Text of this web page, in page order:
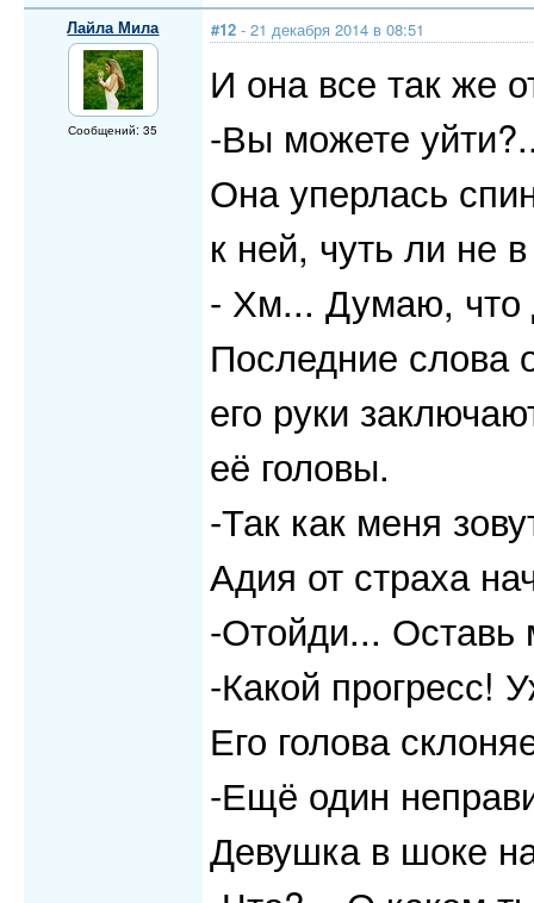
Лайла Мила
Сообщений: 35
#12 - 21 декабря 2014 в 08:51
И она все так же
-Вы можете
Она уперлась
к ней, чуть ли не
- Хм... Думаю, что
Последние слова
его руки
её головы.
-Так как меня
Адия от страха
-Отойди... Оставь
-Какой прогресс!
Его голова
-Ещё один
Девушка в шоке